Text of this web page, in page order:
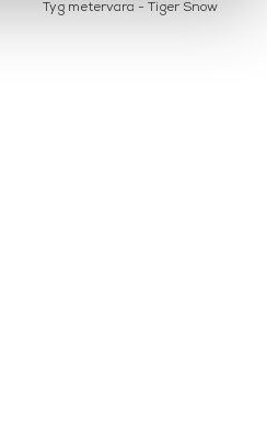
Tyg metervara - Tiger Snow